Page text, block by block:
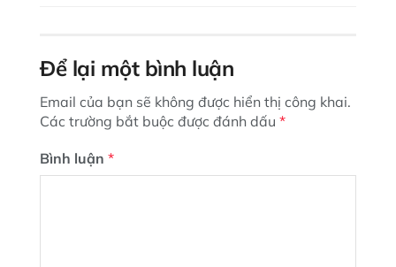
Để lại một bình luận
Email của bạn sẽ không được hiển thị công khai.
Các trường bắt buộc được đánh dấu *
Bình luận *